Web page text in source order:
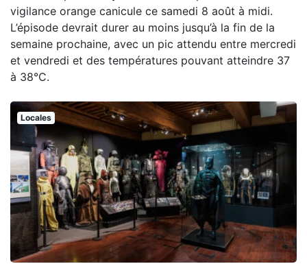
vigilance orange canicule ce samedi 8 août à midi.
L’épisode devrait durer au moins jusqu’à la fin de la
semaine prochaine, avec un pic attendu entre mercredi
et vendredi et des températures pouvant atteindre 37
à 38°C.
Locales